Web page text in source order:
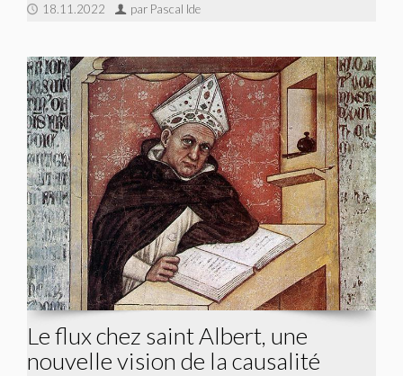
18.11.2022 par Pascal Ide
Le flux chez saint Albert, une
nouvelle vision de la causalité